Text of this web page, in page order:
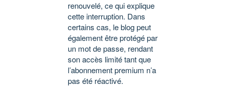
renouvelé, ce qui explique
cette interruption. Dans
certains cas, le blog peut
également être protégé par
un mot de passe, rendant
son accès limité tant que
l’abonnement premium n’a
pas été réactivé.